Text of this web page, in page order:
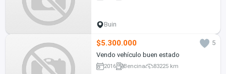
Buin
$5.300.000
5
Vendo vehículo buen estado
2016 Bencina 83225 km